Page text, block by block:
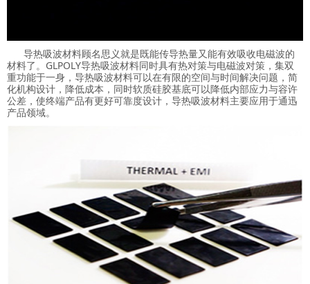
导热吸波材料顾名思义就是既能传导热量又能有效吸收电磁波的
材料了。GLPOLY导热吸波材料同时具有热对策与电磁波对策，集双
重功能于一身，导热吸波材料可以在有限的空间与时间解决问题，简
化机构设计，降低成本，同时软质硅胶基底可以降低内部应力与容许
公差，使终端产品有更好可靠度设计，导热吸波材料主要应用于通迅
产品领域。